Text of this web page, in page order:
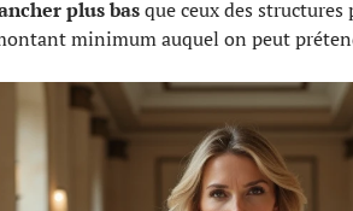
plus basque ceux des structures
minimum auquel on peut